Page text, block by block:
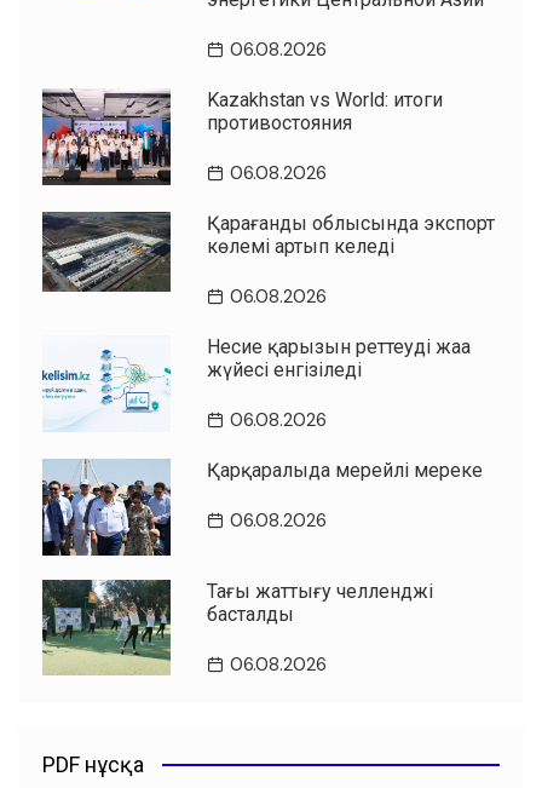
06.08.2026
Kazakhstan vs World: итоги
противостояния
06.08.2026
Қарағанды облысында экспорт
көлемі артып келеді
06.08.2026
Несие қарызын реттеудің жаңа
жүйесі енгізіледі
06.08.2026
Қарқаралыда мерейлі мереке
06.08.2026
Таңғы жаттығу челленджі
басталды
06.08.2026
PDF нұсқа